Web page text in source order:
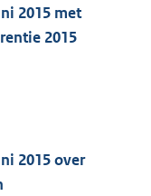
2015 met
2015
2015 over